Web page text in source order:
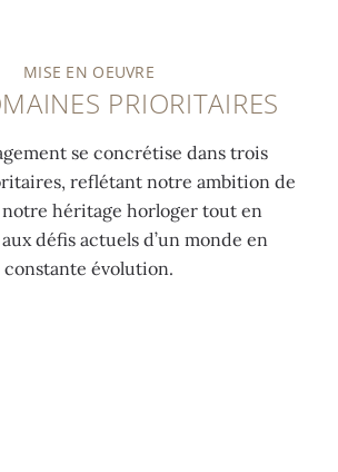
MISE EN OEUVRE
PRIORITAIRES
se concrétise dans trois
reflétant notre ambition de
héritage horloger tout en
défis actuels d’un monde en
constante évolution.